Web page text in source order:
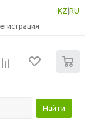
KZ RU
Найти